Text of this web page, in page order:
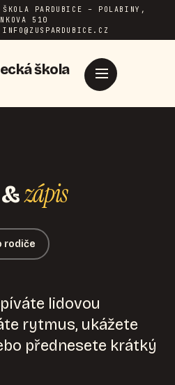
ŠKOLA PARDUBICE – POLABINY,
510
škola
&zápis
rodiče
lidovou
rytmus, ukážete
přednesete krátký